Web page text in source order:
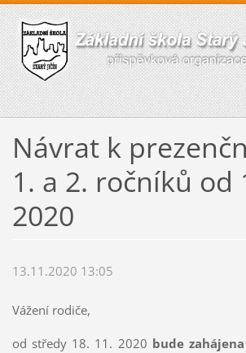
Návrat k
1. a 2. ročníků od
2020
13.11.2020 13:05
Vážení rodiče,
od středy 18. 11. 2020 bude zahájena